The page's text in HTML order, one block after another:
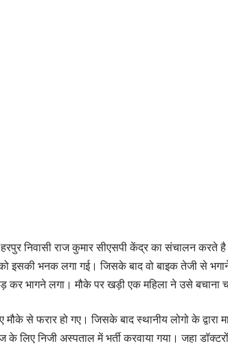
निवासी राज कुमार सीएसपी केंद्र का संचालन
इसकी भनक लगा गई। जिसके बाद वो बाइक तेजी से
कर भागने लगा। मौके पर खड़ी एक महिला ने उसे बचाना
मौके से फरार हो गए। जिसके बाद स्थानीय लोगो के
के लिए निजी अस्पताल में भर्ती करवाया गया। जहा